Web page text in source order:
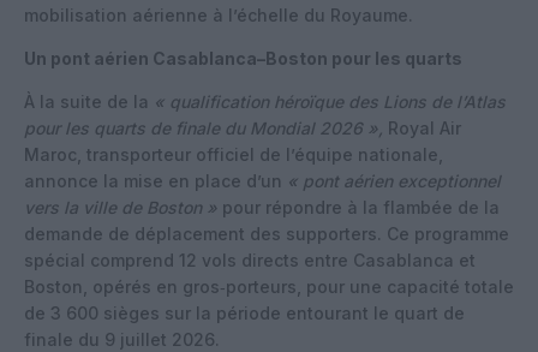
mobilisation aérienne à l’échelle du Royaume.
Un pont aérien Casablanca–Boston pour les quarts
À la suite de la « qualification héroïque des Lions de l’Atlas
pour les quarts de finale du Mondial 2026 », Royal Air
Maroc, transporteur officiel de l’équipe nationale,
annonce la mise en place d’un « pont aérien exceptionnel
vers la ville de Boston » pour répondre à la flambée de la
demande de déplacement des supporters. Ce programme
spécial comprend 12 vols directs entre Casablanca et
Boston, opérés en gros‑porteurs, pour une capacité totale
de 3 600 sièges sur la période entourant le quart de
finale du 9 juillet 2026.